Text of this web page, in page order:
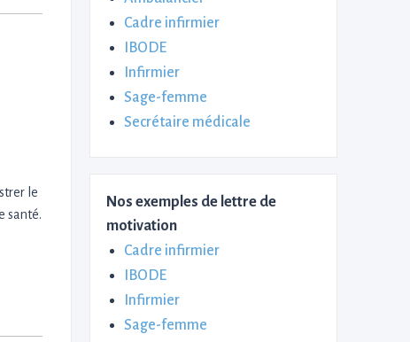
le
santé.
Cadre infirmier
IBODE
Infirmier
Sage-femme
Secrétaire médicale
Nos exemples de lettre de
motivation
Cadre infirmier
IBODE
Infirmier
Sage-femme